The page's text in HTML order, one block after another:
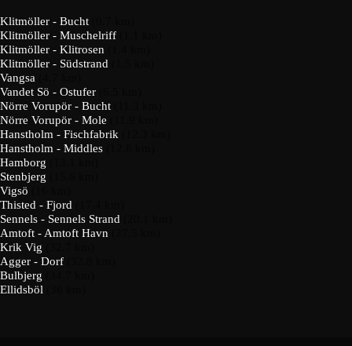
Klitmöller - Bucht
Klitmöller - Muschelriff
Klitmöller - Klitrosen
Klitmöller - Südstrand
Vangsa
Vandet Sö - Ostufer
Nörre Vorupör - Bucht
Nörre Vorupör - Mole
Hanstholm - Fischfabrik
Hanstholm - Middles
Hamborg
Stenbjerg
Vigsö
Thisted - Fjord
Sennels - Sennels Strand
Amtoft - Amtoft Havn
Krik Vig
Agger - Dorf
Bulbjerg
Ellidsböl